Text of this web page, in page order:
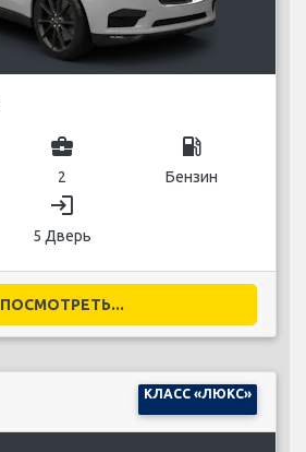
business_center
2
local_gas_station
Бензин
login
5 Дверь
ПОСМОТРЕТЬ...
КЛАСС «ЛЮКС»